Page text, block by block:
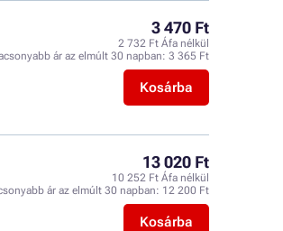
3 470 Ft
2 732 Ft Áfa nélkül
ár az elmúlt 30 napban: 3 365 Ft
Kosárba
13 020 Ft
10 252 Ft Áfa nélkül
ár az elmúlt 30 napban: 12 200 Ft
Kosárba